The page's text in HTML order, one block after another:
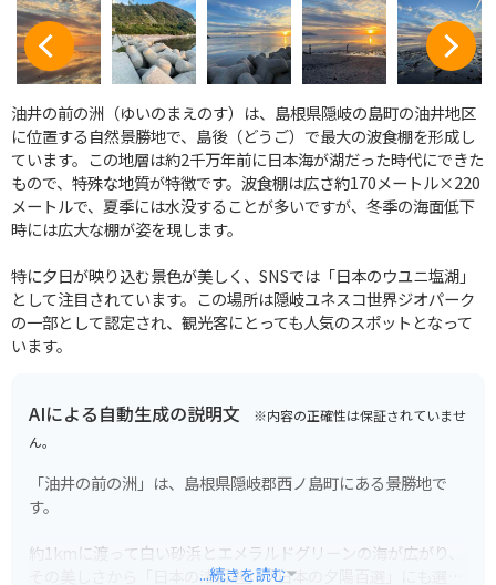
油井の前の洲（ゆいのまえのす）は、島根県隠岐の島町の油井地区
に位置する自然景勝地で、島後（どうご）で最大の波食棚を形成し
ています。この地層は約2千万年前に日本海が湖だった時代にできた
もので、特殊な地質が特徴です。波食棚は広さ約170メートル×220
メートルで、夏季には水没することが多いですが、冬季の海面低下
時には広大な棚が姿を現します。
特に夕日が映り込む景色が美しく、SNSでは「日本のウユニ塩湖」
として注目されています。この場所は隠岐ユネスコ世界ジオパーク
の一部として認定され、観光客にとっても人気のスポットとなって
います。
AIによる自動生成の説明文 ※内容の正確性は保証されていませ
ん。
「油井の前の洲」は、島根県隠岐郡西ノ島町にある景勝地で
す。
約1kmに渡って白い砂浜とエメラルドグリーンの海が広がり、
その美しさから「日本の渚百選」「日本の夕陽百選」にも選ば
...続きを読む